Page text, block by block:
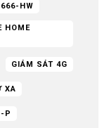
HW
HOME
GIÁM SÁT 4G
XA
P